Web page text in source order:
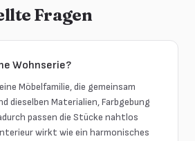
Fragen
Wohnserie?
Möbelfamilie, die gemeinsam
dieselben Materialien, Farbgebung
passen die Stücke nahtlos
wirkt wie ein harmonisches